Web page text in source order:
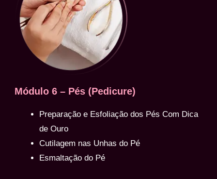
Módulo 6 – Pés (Pedicure)
Preparação e Esfoliação dos Pés Com Dica
de Ouro
Cutilagem nas Unhas do Pé
Esmaltação do Pé